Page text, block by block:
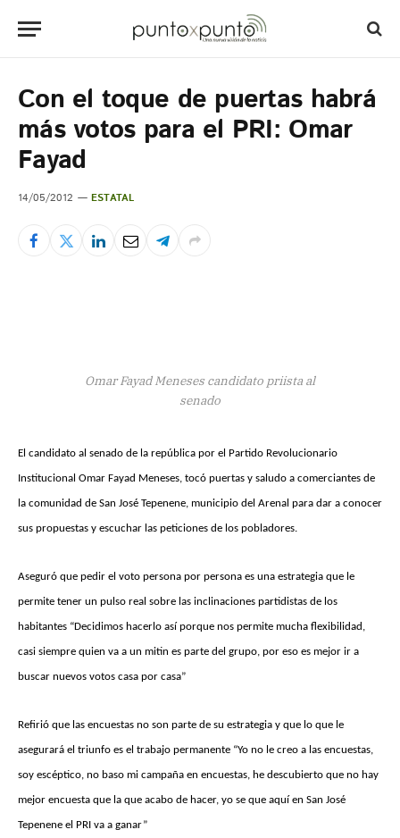
Con el toque de puertas habrá
más votos para el PRI: Omar
Fayad
14/05/2012 ESTATAL
Omar Fayad Meneses candidato priista al
senado
El candidato al senado de la república por el Partido Revolucionario
Institucional Omar Fayad Meneses, tocó puertas y saludo a comerciantes de
la comunidad de San José Tepenene, municipio del Arenal para dar a conocer
sus propuestas y escuchar las peticiones de los pobladores.
Aseguró que pedir el voto persona por persona es una estrategia que le
permite tener un pulso real sobre las inclinaciones partidistas de los
habitantes “Decidimos hacerlo así porque nos permite mucha flexibilidad,
casi siempre quien va a un mitin es parte del grupo, por eso es mejor ir a
buscar nuevos votos casa por casa”
Refirió que las encuestas no son parte de su estrategia y que lo que le
asegurará el triunfo es el trabajo permanente “Yo no le creo a las encuestas,
soy escéptico, no baso mi campaña en encuestas, he descubierto que no hay
mejor encuesta que la que acabo de hacer, yo se que aquí en San José
Tepenene el PRI va a ganar”